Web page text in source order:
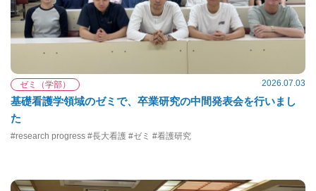
ゼミ（学部） 2026.07.03
基礎看護学領域のゼミで、卒業研究の中間発表会を行いまし
た
#research progress #長大看護 #ゼミ #看護研究